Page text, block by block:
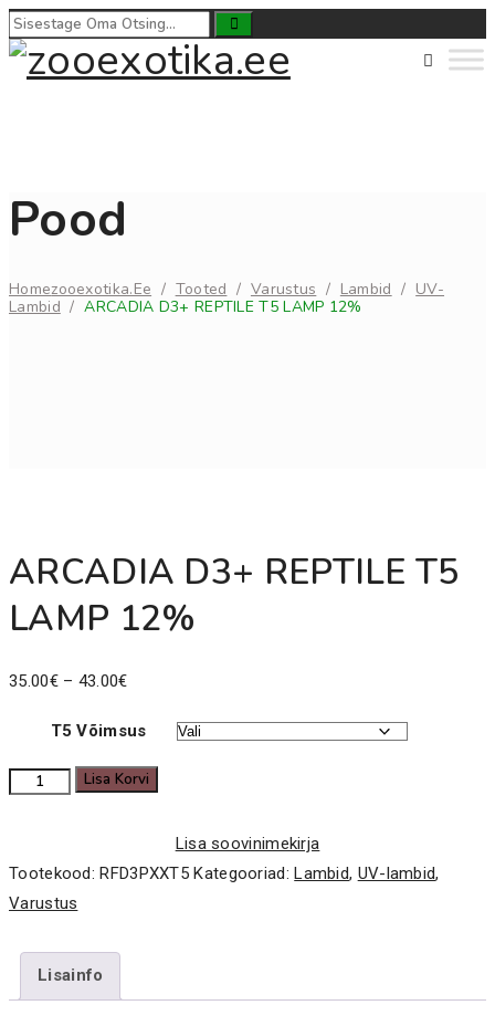
Pood
HomeZooexotika.ee / Tooted / Varustus / Lambid / UV-
Lambid /ARCADIA D3+ REPTILE T5 LAMP 12%
ARCADIA D3+ REPTILE T5
LAMP 12%
35.00€ – 43.00€Price
35.00€
through
43.00€
T5 Võimsus
ARCADIA
T5
LAMP
kogus
Lisa Korvi
Lisa soovinimekirja
Tootekood:RFD3PXXT5 Kategooriad:Lambid, UV-lambid,
Varustus
Lisainfo